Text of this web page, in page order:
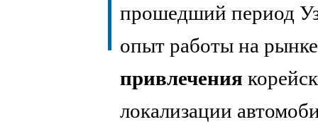
прошедший период
опыт работы на
привлечения
локализации